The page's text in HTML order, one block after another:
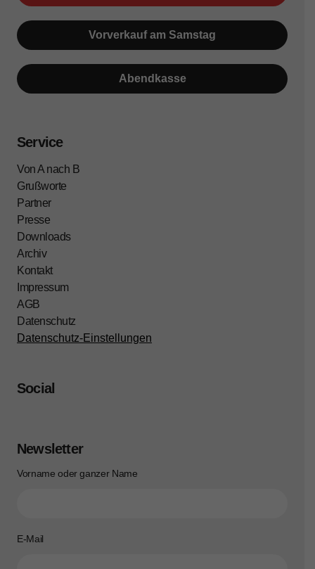
Vorverkauf am Samstag
Abendkasse
Service
Von A nach B
Grußworte
Partner
Presse
Downloads
Archiv
Kontakt
Impressum
AGB
Datenschutz
Datenschutz-Einstellungen
Social
Newsletter
Vorname oder ganzer Name
E-Mail